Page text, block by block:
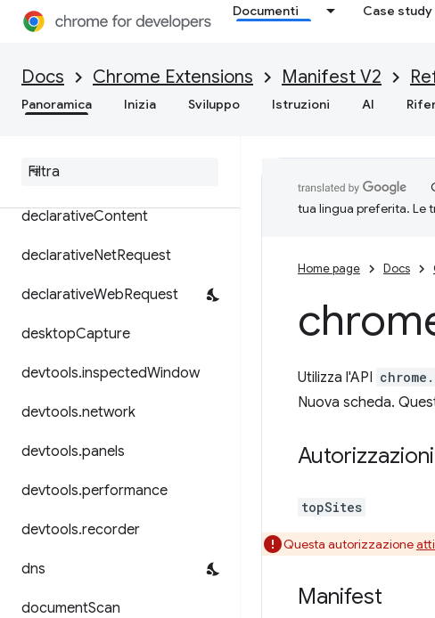
Documenti Case study
Docs Chrome Extensions Manifest V2
Panoramica Inizia Sviluppo Istruzioni AI
commands
contextMenus
debugger
declarativeContent
declarativeNetRequest
declarativeWebRequest
desktopCapture
devtools.inspectedWindow
devtools.network
devtools.panels
devtools.performance
devtools.recorder
dns
documentScan
tua lingua preferita. Le
Home page Docs
Utilizza l'API
Nuova scheda.
Autorizzazioni
topSites
Questa autorizzazione
Manifest